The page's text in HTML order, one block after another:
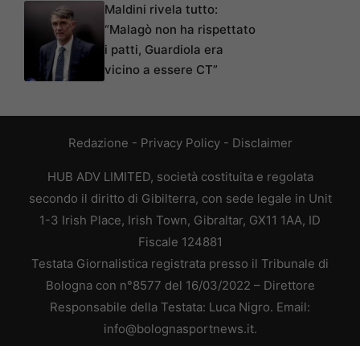
Maldini rivela tutto:
“Malagò non ha rispettato
i patti, Guardiola era
vicino a essere CT”
Redazione - Privacy Policy- Disclaimer
HUB ADV LIMITED, società costituita e regolata
secondo il diritto di Gibilterra, con sede legale in Unit
1-3 Irish Place, Irish Town, Gibraltar, GX11 1AA, ID
Fiscale 124881
Testata Giornalistica registrata presso il Tribunale di
Bologna con n°8577 del 16/03/2022 – Direttore
Responsabile della Testata: Luca Nigro. Email:
info@bolognasportnews.it.